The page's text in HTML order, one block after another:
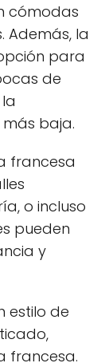
cómodas
Además, la
para
de
baja.
francesa
o incluso
pueden
y
estilo de
francesa.